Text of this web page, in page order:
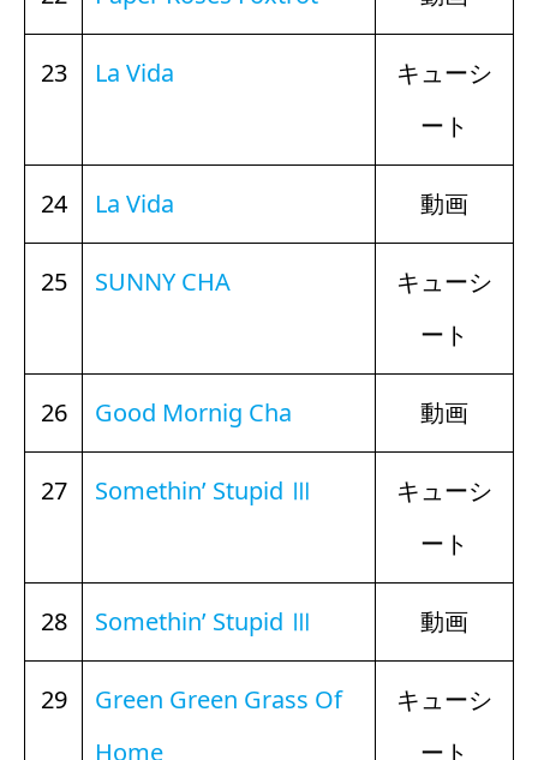
23 La Vida
キューシ
ート
24 La Vida 動画
25 SUNNY CHA
キューシ
ート
26 Good Mornig Cha 動画
27 Somethin’ Stupid Ⅲ
キューシ
ート
28 Somethin’ Stupid Ⅲ 動画
29
Green Green Grass Of
Home
キューシ
ート